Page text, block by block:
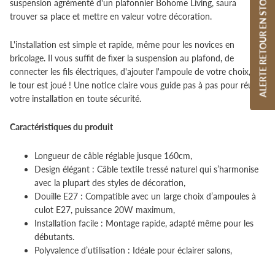
suspension agrémenté d'un plafonnier Bohome Living, saura
trouver sa place et mettre en valeur votre décoration.
L'installation est simple et rapide, même pour les novices en
bricolage. Il vous suffit de fixer la suspension au plafond, de
connecter les fils électriques, d'ajouter l'ampoule de votre choix, et
le tour est joué ! Une notice claire vous guide pas à pas pour réussir
votre installation en toute sécurité.
Caractéristiques du produit
Longueur de câble réglable jusque 160cm,
Design élégant : Câble textile tressé naturel qui s’harmonise
avec la plupart des styles de décoration,
Douille E27 : Compatible avec un large choix d’ampoules à
culot E27, puissance 20W maximum,
Installation facile : Montage rapide, adapté même pour les
débutants.
Polyvalence d’utilisation : Idéale pour éclairer salons,
ALERTE RETOUR EN STOCK